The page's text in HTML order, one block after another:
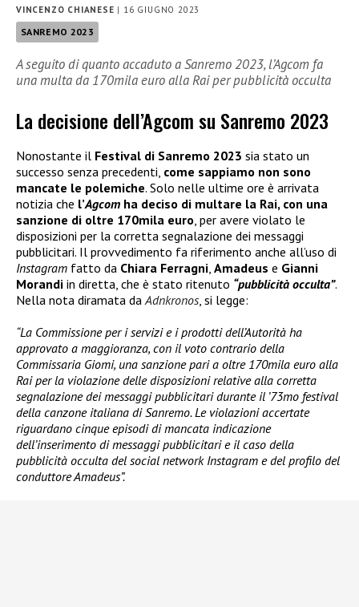
VINCENZO CHIANESE | 16 GIUGNO 2023
SANREMO 2023
A seguito di quanto accaduto a Sanremo 2023, l’Agcom fa
una multa da 170mila euro alla Rai per pubblicità occulta
La decisione dell’Agcom su Sanremo 2023
Nonostante il Festival di Sanremo 2023 sia stato un
successo senza precedenti, come sappiamo non sono
mancate le polemiche. Solo nelle ultime ore è arrivata
notizia che l’Agcom ha deciso di multare la Rai, con una
sanzione di oltre 170mila euro, per avere violato le
disposizioni per la corretta segnalazione dei messaggi
pubblicitari. Il provvedimento fa riferimento anche all’uso di
Instagram fatto da Chiara Ferragni, Amadeus e Gianni
Morandi in diretta, che è stato ritenuto “pubblicità occulta”.
Nella nota diramata daAdnkronos, si legge:
“La Commissione per i servizi e i prodotti dell’Autorità ha
approvato a maggioranza, con il voto contrario della
Commissaria Giomi, una sanzione pari a oltre 170mila euro alla
Rai per la violazione delle disposizioni relative alla corretta
segnalazione dei messaggi pubblicitari durante il ’73mo festival
della canzone italiana di Sanremo. Le violazioni accertate
riguardano cinque episodi di mancata indicazione
dell’inserimento di messaggi pubblicitari e il caso della
pubblicità occulta del social network Instagram e del profilo del
conduttore Amadeus”.